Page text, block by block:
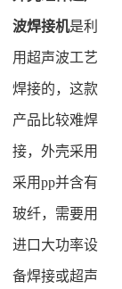
波焊接机是利
用超声波工艺
焊接的，这款
产品比较难焊
接，外壳采用
采用pp并含有
玻纤，需要用
进口大功率设
备焊接或超声